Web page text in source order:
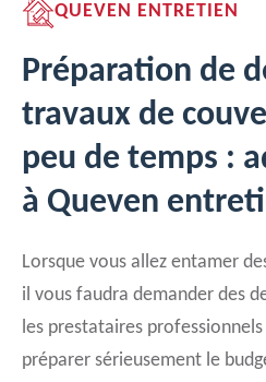
QUEVEN ENTRETIEN
Préparation de
travaux de
peu de temps :
à Queven
Lorsque vous allez entamer
il vous faudra demander des
les prestataires
préparer sérieusement le